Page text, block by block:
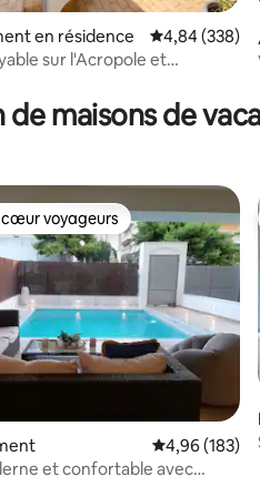
la base de 127 commentaires
en résidence Évaluation
4,84 (338)
sur l'Acropole et
de maisons de
base de 212 commentaires :
voyageurs
voyageurs
Évaluation
4,96 (183)
et confortable avec